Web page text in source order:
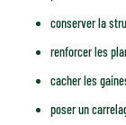
conserver la
renforcer les
cacher les
poser un